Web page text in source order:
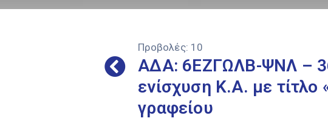
Προβολές: 10
ΑΔΑ: 6ΕΖΓΩΛΒ-ΨΝΛ –
ενίσχυση Κ.Α. με τίτλο
γραφείου